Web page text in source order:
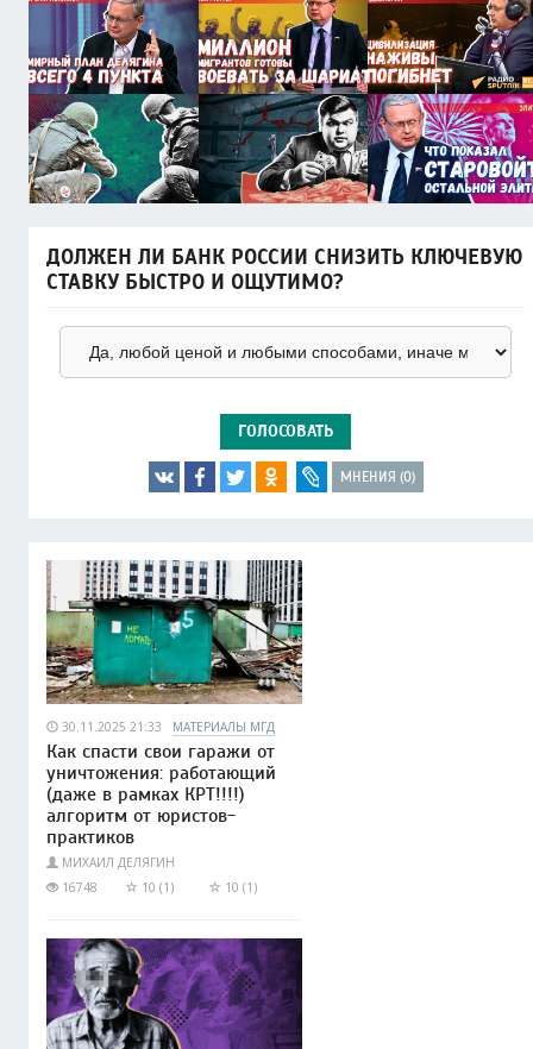
ДОЛЖЕН ЛИ БАНК РОССИИ СНИЗИТЬ КЛЮЧЕВУЮ
СТАВКУ БЫСТРО И ОЩУТИМО?
ГОЛОСОВАТЬ
МНЕНИЯ (0)
30.11.2025 21:33 МАТЕРИАЛЫ МГД
Как спасти свои гаражи от
уничтожения: работающий
(даже в рамках КРТ!!!!)
алгоритм от юристов-
практиков
МИХАИЛ ДЕЛЯГИН
16748
10 (1) 10 (1)